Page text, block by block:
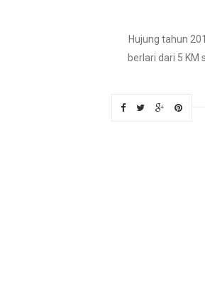
Hujung tahun
berlari dari 5 KM